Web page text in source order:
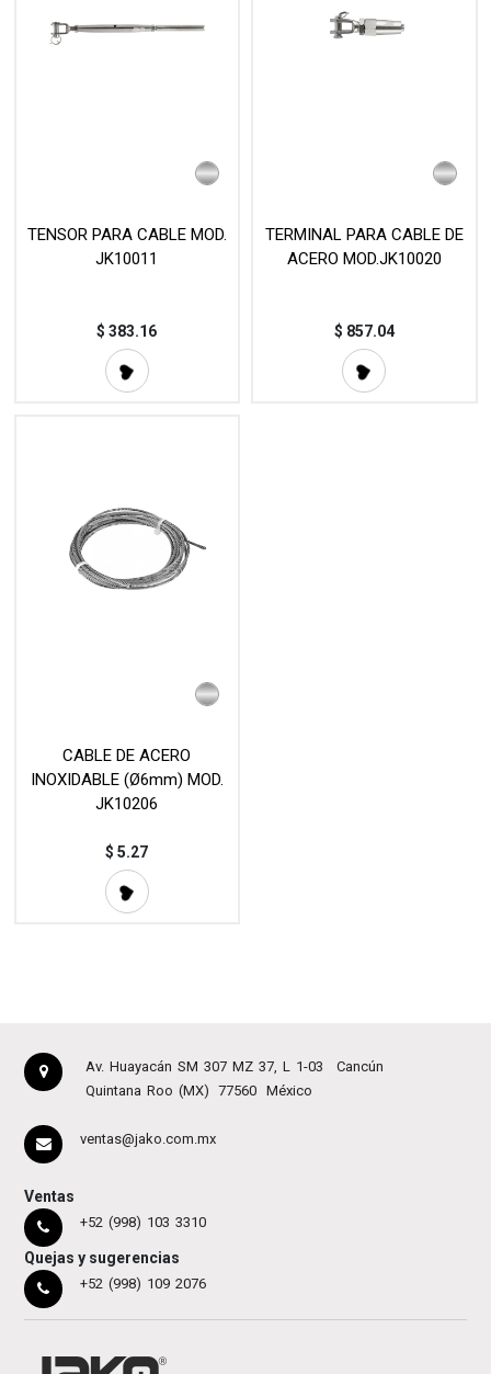
TENSOR PARA CABLE MOD.
JK10011
$383.16
TERMINAL PARA CABLE DE
ACERO MOD.JK10020
$ 857.04
CABLE DE ACERO
INOXIDABLE (Ø6mm) MOD.
JK10206
$5.27
Av. Huayacán SM 307 MZ 37, L 1-03
Cancún
Quintana Roo (MX)
77560 México
ventas@jako.com.mx
Ventas
+52 (998) 103 3310
Quejas y sugerencias
+52 (998) 109 2076